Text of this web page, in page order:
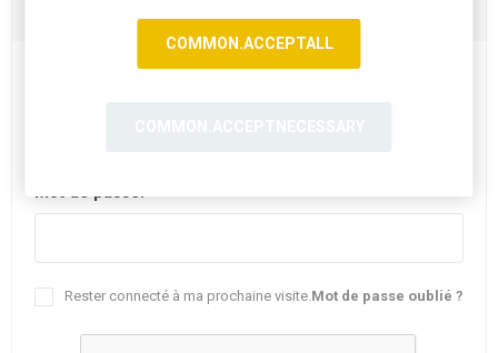
Mot de passe:
Mot de passe oublié ?
Rester connecté à ma prochaine visite.
COMMON.ACCEPTALL